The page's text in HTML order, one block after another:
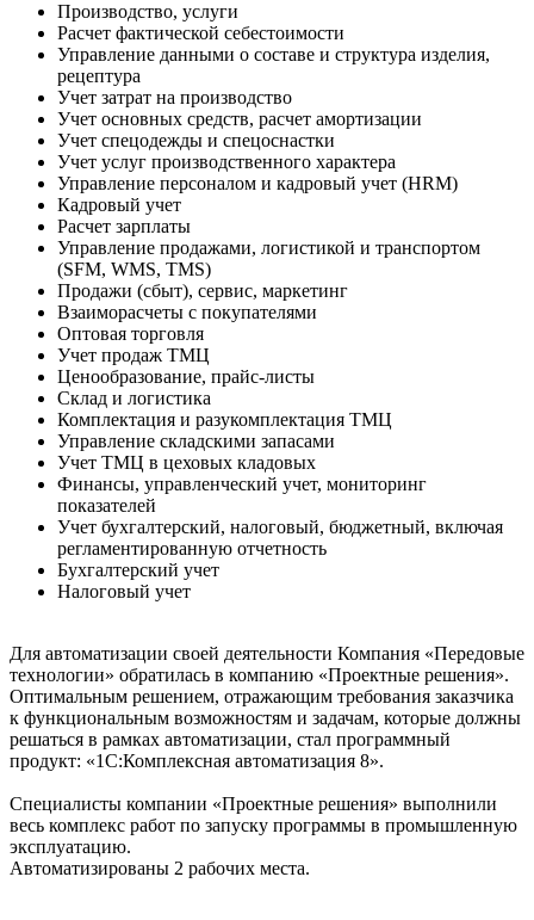
Производство, услуги
Расчет фактической себестоимости
Управление данными о составе и структура изделия,
рецептура
Учет затрат на производство
Учет основных средств, расчет амортизации
Учет спецодежды и спецоснастки
Учет услуг производственного характера
Управление персоналом и кадровый учет (HRM)
Кадровый учет
Расчет зарплаты
Управление продажами, логистикой и транспортом
(SFM, WMS, TMS)
Продажи (сбыт), сервис, маркетинг
Взаиморасчеты с покупателями
Оптовая торговля
Учет продаж ТМЦ
Ценообразование, прайс-листы
Склад и логистика
Комплектация и разукомплектация ТМЦ
Управление складскими запасами
Учет ТМЦ в цеховых кладовых
Финансы, управленческий учет, мониторинг
показателей
Учет бухгалтерский, налоговый, бюджетный, включая
регламентированную отчетность
Бухгалтерский учет
Налоговый учет
Для автоматизации своей деятельности Компания «Передовые
технологии» обратилась в компанию «Проектные решения».
Оптимальным решением, отражающим требования заказчика
к функциональным возможностям и задачам, которые должны
решаться в рамках автоматизации, стал программный
продукт: «1С:Комплексная автоматизация 8».
Специалисты компании «Проектные решения» выполнили
весь комплекс работ по запуску программы в промышленную
эксплуатацию.
Автоматизированы 2 рабочих места.